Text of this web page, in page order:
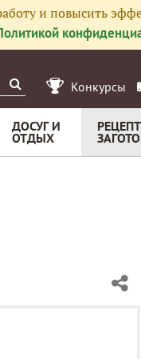
и повысить
Конкурсы
ДОСУГ И
ОТДЫХ